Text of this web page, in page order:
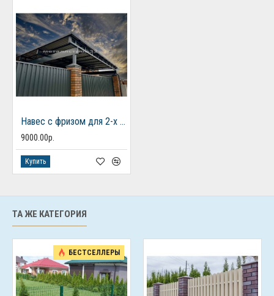
Навес с фризом для 2-х автомобилей
9000.00р.
Купить
ТА ЖЕ КАТЕГОРИЯ
БЕСТСЕЛЛЕРЫ